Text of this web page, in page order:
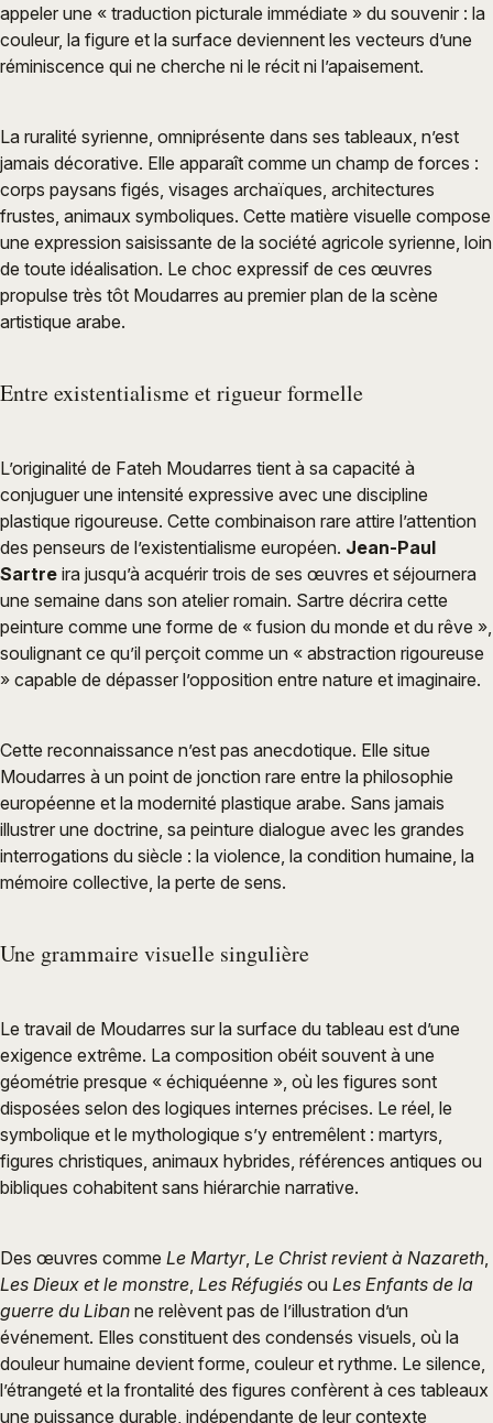
appeler une « traduction picturale immédiate » du souvenir : la
couleur, la figure et la surface deviennent les vecteurs d’une
réminiscence qui ne cherche ni le récit ni l’apaisement.
La ruralité syrienne, omniprésente dans ses tableaux, n’est
jamais décorative. Elle apparaît comme un champ de forces :
corps paysans figés, visages archaïques, architectures
frustes, animaux symboliques. Cette matière visuelle compose
une expression saisissante de la société agricole syrienne, loin
de toute idéalisation. Le choc expressif de ces œuvres
propulse très tôt Moudarres au premier plan de la scène
artistique arabe.
Entre existentialisme et rigueur formelle
L’originalité de Fateh Moudarres tient à sa capacité à
conjuguer une intensité expressive avec une discipline
plastique rigoureuse. Cette combinaison rare attire l’attention
des penseurs de l’existentialisme européen. Jean-Paul
Sartre ira jusqu’à acquérir trois de ses œuvres et séjournera
une semaine dans son atelier romain. Sartre décrira cette
peinture comme une forme de « fusion du monde et du rêve »,
soulignant ce qu’il perçoit comme un « abstraction rigoureuse
» capable de dépasser l’opposition entre nature et imaginaire.
Cette reconnaissance n’est pas anecdotique. Elle situe
Moudarres à un point de jonction rare entre la philosophie
européenne et la modernité plastique arabe. Sans jamais
illustrer une doctrine, sa peinture dialogue avec les grandes
interrogations du siècle : la violence, la condition humaine, la
mémoire collective, la perte de sens.
Une grammaire visuelle singulière
Le travail de Moudarres sur la surface du tableau est d’une
exigence extrême. La composition obéit souvent à une
géométrie presque « échiquéenne », où les figures sont
disposées selon des logiques internes précises. Le réel, le
symbolique et le mythologique s’y entremêlent : martyrs,
figures christiques, animaux hybrides, références antiques ou
bibliques cohabitent sans hiérarchie narrative.
Des œuvres comme Le Martyr, Le Christ revient à Nazareth,
Les Dieux et le monstre, Les Réfugiés ou Les Enfants de la
guerre du Liban ne relèvent pas de l’illustration d’un
événement. Elles constituent des condensés visuels, où la
douleur humaine devient forme, couleur et rythme. Le silence,
l’étrangeté et la frontalité des figures confèrent à ces tableaux
une puissance durable, indépendante de leur contexte